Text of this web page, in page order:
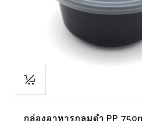
กล่องอาหารกลมดำ PP